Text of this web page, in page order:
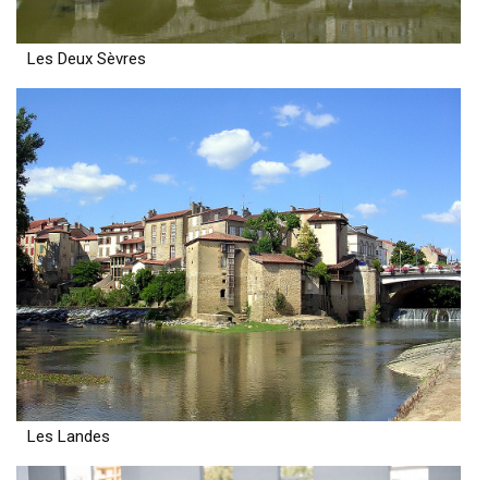
Les Deux Sèvres
Les Landes